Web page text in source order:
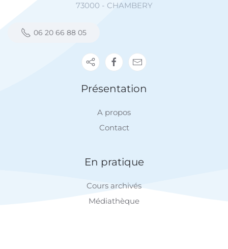
73000 - CHAMBERY
06 20 66 88 05
Présentation
A propos
Contact
En pratique
Cours archivés
Médiathèque